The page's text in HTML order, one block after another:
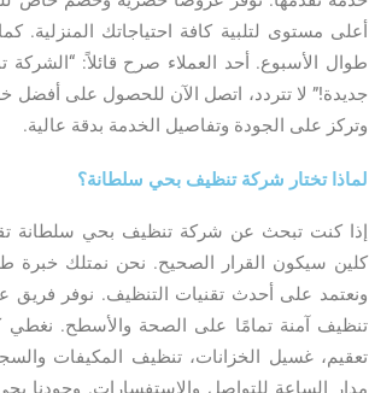
أعلى مستوى لتلبية كافة احتياجاتك المنزلية.
طوال الأسبوع. أحد العملاء صرح قائلاً: “الشركة
جديدة!” لا تتردد، اتصل الآن للحصول على
وتركز على الجودة وتفاصيل الخدمة بدقة عالية.
لماذا تختار شركة تنظيف بحي سلطانة؟
إذا كنت تبحث عن شركة تنظيف بحي سلطانة
كلين سيكون القرار الصحيح. نحن نمتلك خبرة
ونعتمد على أحدث تقنيات التنظيف. نوفر
تنظيف آمنة تمامًا على الصحة والأسطح. نغطي
تعقيم، غسيل الخزانات، تنظيف المكيفات
مدار الساعة للتواصل والاستفسارات. وجودنا